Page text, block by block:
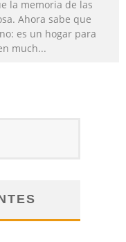
la memoria de las
Ahora sabe que
es un hogar para
much...